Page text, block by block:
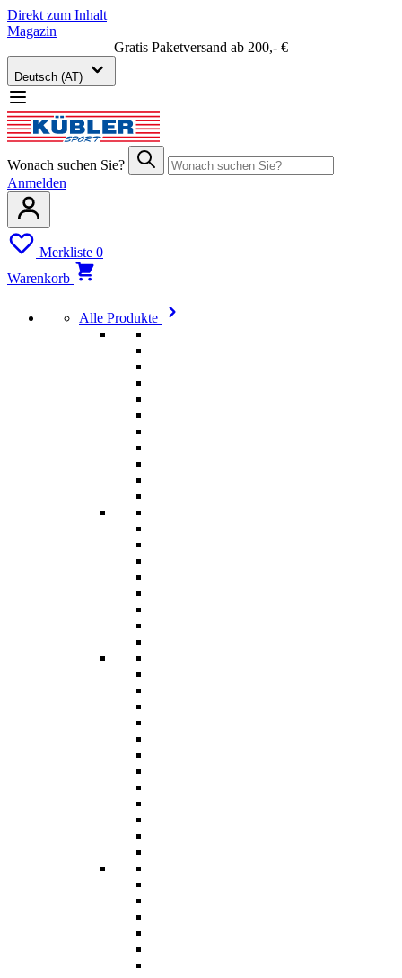
Direkt zum Inhalt
Magazin
Gratis Paketversand ab 200,- €
Deutsch (AT)
Wonach suchen Sie?
Anmelden
Merkliste 0
Warenkorb
Alle Produkte